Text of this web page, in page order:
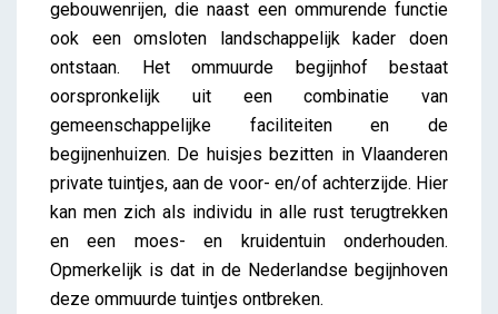
gebouwenrijen, die naast een ommurende functie
ook een omsloten landschappelijk kader doen
ontstaan. Het ommuurde begijnhof bestaat
oorspronkelijk uit een combinatie van
gemeenschappelijke faciliteiten en de
begijnenhuizen. De huisjes bezitten in Vlaanderen
private tuintjes, aan de voor- en/of achterzijde. Hier
kan men zich als individu in alle rust terugtrekken
en een moes- en kruidentuin onderhouden.
Opmerkelijk is dat in de Nederlandse begijnhoven
deze ommuurde tuintjes ontbreken.